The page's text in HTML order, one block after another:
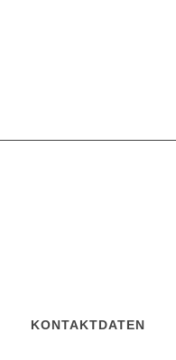
KONTAKTDATEN